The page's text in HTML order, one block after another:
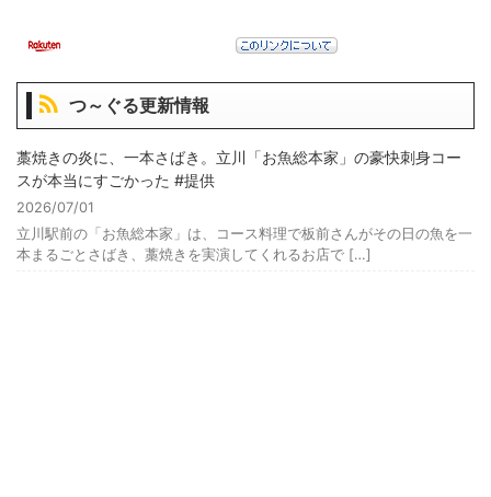
つ～ぐる更新情報
藁焼きの炎に、一本さばき。立川「お魚総本家」の豪快刺身コー
スが本当にすごかった #提供
2026/07/01
立川駅前の「お魚総本家」は、コース料理で板前さんがその日の魚を一
本まるごとさばき、藁焼きを実演してくれるお店で […]